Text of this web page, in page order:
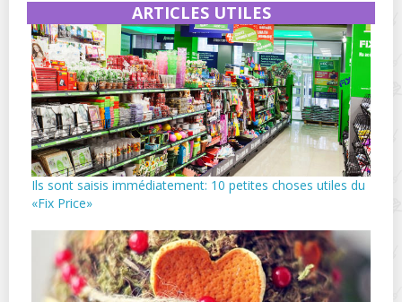
ARTICLES UTILES
Ils sont saisis immédiatement: 10 petites choses utiles du
«Fix Price»